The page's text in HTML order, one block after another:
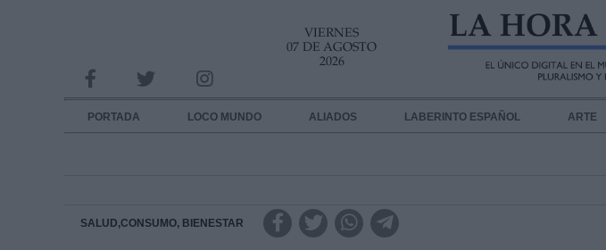
VIERNES
07 DE AGOSTO
2026
PORTADA LOCO MUNDO ALIADOS LABERINTO ESPAÑOL ARTE
SALUD,CONSUMO, BIENESTAR
INFORMACION SOBRE LA PROTECCIÓN DE TUS DATOS
Responsable:
Destinatarios: